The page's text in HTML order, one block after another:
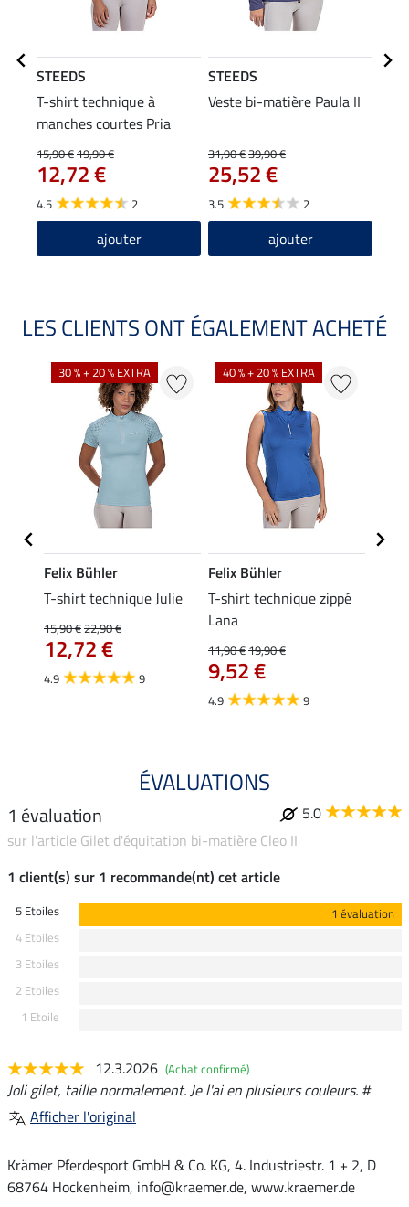
STEEDS
T-shirt technique à
manches courtes Pria
15,90 €19,90 €
12,72 €
4.5 2
ajouter
STEEDS
Veste bi-matière Paula II
31,90 €39,90 €
25,52 €
3.5 2
ajouter
LES CLIENTS ONT ÉGALEMENT ACHETÉ
30 % + 20 % EXTRA
Felix Bühler
T-shirt technique Julie
15,90 €22,90 €
12,72 €
4.9 9
40 % + 20 % EXTRA
Felix Bühler
T-shirt technique zippé
Lana
11,90 €19,90 €
9,52 €
4.9 9
ÉVALUATIONS
1 évaluation
5.0
sur l'article Gilet d'équitation bi-matière Cleo II
1 client(s) sur 1 recommande(nt) cet article
5 Etoiles
1 évaluation
4 Etoiles
3 Etoiles
2 Etoiles
1 Etoile
12.3.2026 (Achat confirmé)
Joli gilet, taille normalement. Je l'ai en plusieurs couleurs. #
Afficher l'original
Krämer Pferdesport GmbH & Co. KG, 4. Industriestr. 1 + 2, D
68764 Hockenheim, info@kraemer.de, www.kraemer.de